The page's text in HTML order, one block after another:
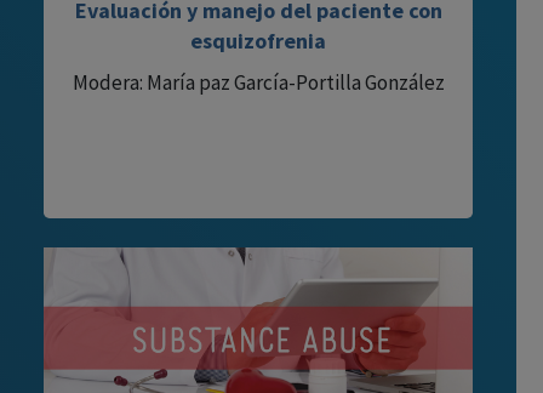
Evaluación y manejo del paciente con
esquizofrenia
Modera: María paz García-Portilla González